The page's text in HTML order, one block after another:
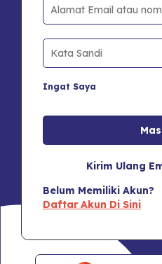
Ingat Saya
Kirim Ulang
Belum Memiliki Akun?
Daftar Akun Di Sini